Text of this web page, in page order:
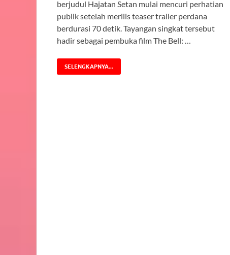
berjudul Hajatan Setan mulai mencuri perhatian
publik setelah merilis teaser trailer perdana
berdurasi 70 detik. Tayangan singkat tersebut
hadir sebagai pembuka film The Bell: …
SELENGKAPNYA...